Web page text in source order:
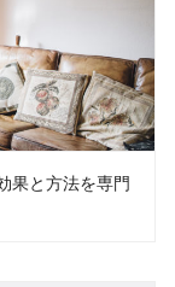
果と方法を専門